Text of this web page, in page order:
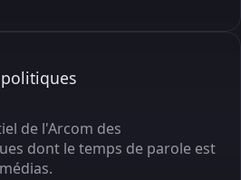
de l'Arcom des
dont le temps de parole est